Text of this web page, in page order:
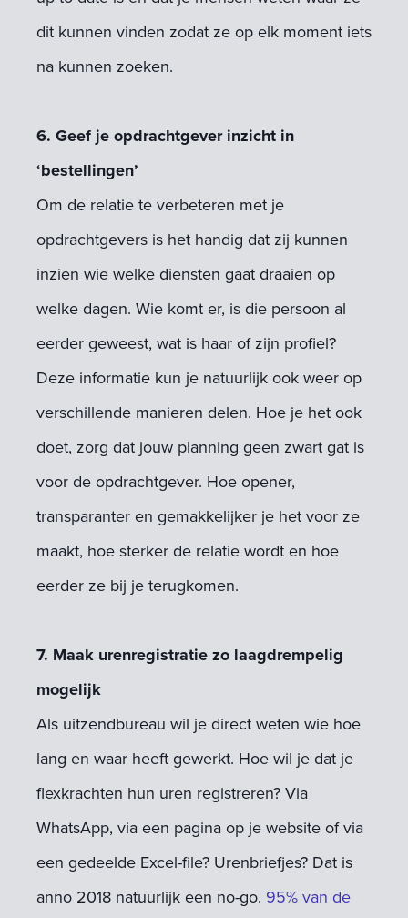
dit kunnen vinden zodat ze op elk moment iets
na kunnen zoeken.
6. Geef je opdrachtgever inzicht in
‘bestellingen’
Om de relatie te verbeteren met je
opdrachtgevers is het handig dat zij kunnen
inzien wie welke diensten gaat draaien op
welke dagen. Wie komt er, is die persoon al
eerder geweest, wat is haar of zijn profiel?
Deze informatie kun je natuurlijk ook weer op
verschillende manieren delen. Hoe je het ook
doet, zorg dat jouw planning geen zwart gat is
voor de opdrachtgever. Hoe opener,
transparanter en gemakkelijker je het voor ze
maakt, hoe sterker de relatie wordt en hoe
eerder ze bij je terugkomen.
7. Maak urenregistratie zo laagdrempelig
mogelijk
Als uitzendbureau wil je direct weten wie hoe
lang en waar heeft gewerkt. Hoe wil je dat je
flexkrachten hun uren registreren? Via
WhatsApp, via een pagina op je website of via
een gedeelde Excel-file? Urenbriefjes? Dat is
anno 2018 natuurlijk een no-go. 95% van de